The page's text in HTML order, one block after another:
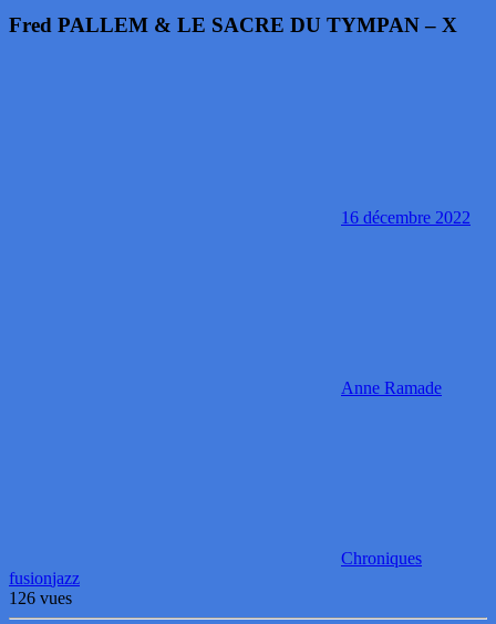
Fred PALLEM & LE SACRE DU TYMPAN – X
16 décembre 2022
Anne Ramade
Chroniques
fusionjazz
126 vues